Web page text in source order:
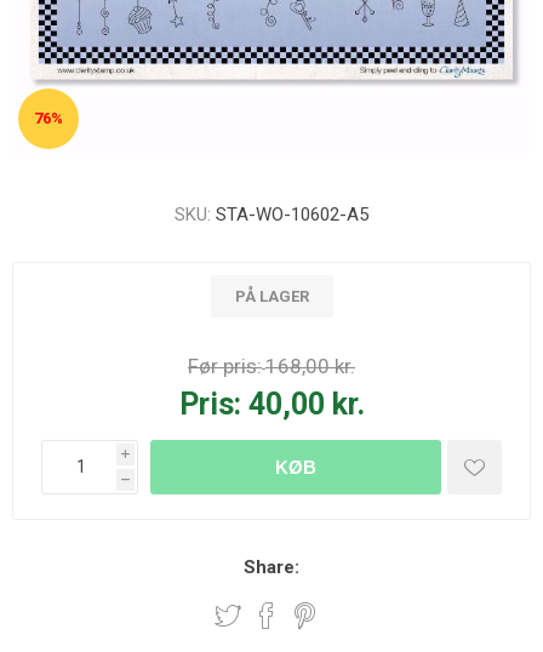
76%
SKU: STA-WO-10602-A5
PÅ LAGER
Før pris:168,00 kr.
Pris: 40,00 kr.
i
h
KØB
Share: